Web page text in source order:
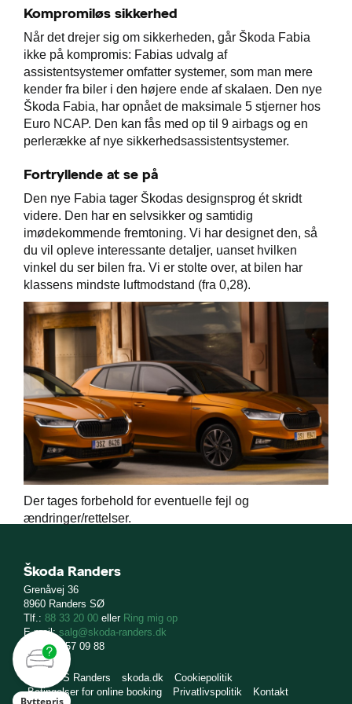
Kompromiløs sikkerhed
Når det drejer sig om sikkerheden, går Škoda Fabia
ikke på kompromis: Fabias udvalg af
assistentsystemer omfatter systemer, som man mere
kender fra biler i den højere ende af skalaen. Den nye
Škoda Fabia, har opnået de maksimale 5 stjerner hos
Euro NCAP. Den kan fås med op til 9 airbags og en
perlerække af nye sikkerhedsassistentsystemer.
Fortryllende at se på
Den nye Fabia tager Škodas designsprog ét skridt
videre. Den har en selvsikker og samtidig
imødekommende fremtoning. Vi har designet den, så
du vil opleve interessante detaljer, uanset hvilken
vinkel du ser bilen fra. Vi er stolte over, at bilen har
klassens mindste luftmodstand (fra 0,28).
Der tages forbehold for eventuelle fejl og
ændringer/rettelser.
Škoda Randers
Grenåvej 36
8960 Randers SØ
Tlf.: 88 33 20 00 eller Ring mig op
E-mail:salg@skoda-randers.dk
CVR: 12 57 09 88
Bilco A/S Randers skoda.dk
Cookiepolitik
Betingelser for online booking
Privatlivspolitik Kontakt
Byttepris